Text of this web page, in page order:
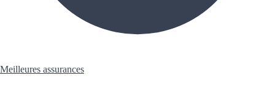
Meilleures assurances